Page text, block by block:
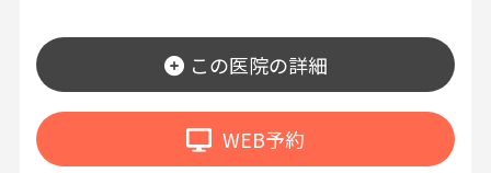
この医院の詳細
WEB予約